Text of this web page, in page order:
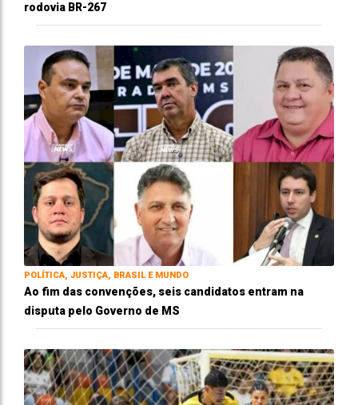
rodovia BR-267
POLÍTICA, JUSTIÇA, BRASIL E MUNDO
Ao fim das convenções, seis candidatos entram na
disputa pelo Governo de MS